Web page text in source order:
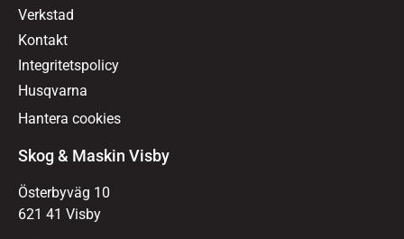
Verkstad
Kontakt
Integritetspolicy
Husqvarna
Hantera cookies
Skog & Maskin Visby
Österbyväg 10
621 41 Visby